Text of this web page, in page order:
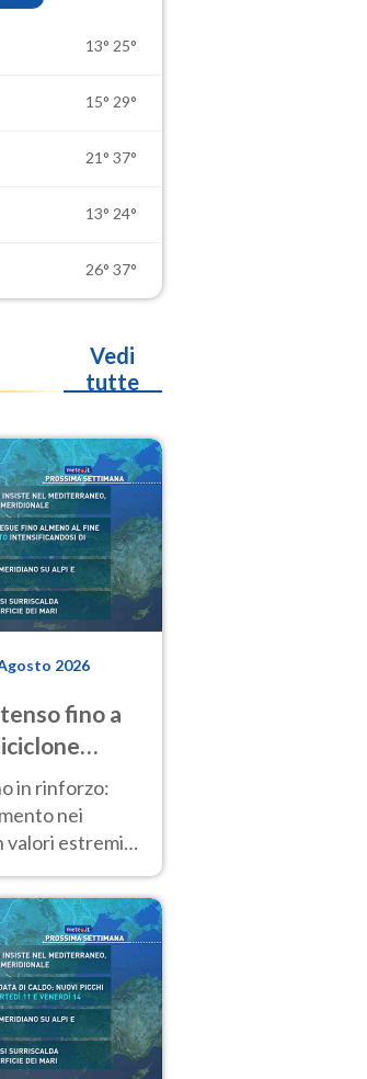
13° 25°
15° 29°
21° 37°
13° 24°
26° 37°
Vedi
tutte
2026
fino a
in rinforzo:
nei
valori estremi